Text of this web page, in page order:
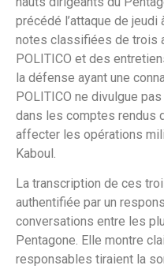
précédé l’attaque de
notes classifiées de trois
POLITICO et des
la défense ayant une
POLITICO ne divulgue
dans les comptes rendus
affecter les opérations
Kaboul.
La transcription de ces
authentifiée par un
conversations entre les
Pentagone. Elle montre
responsables tiraient la